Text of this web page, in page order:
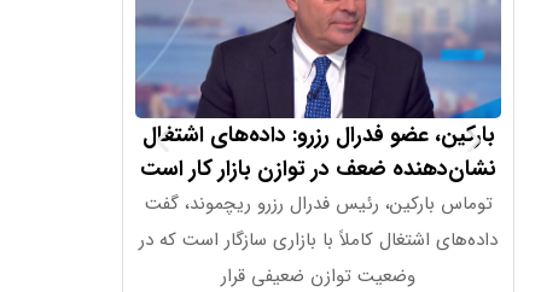
بارکین، عضو فدرال رزرو: داده‌های اشتغال
نشان‌دهنده ضعف در توازن بازار کار است
توماس بارکین، رئیس فدرال رزرو ریچموند، گفت
داده‌های اشتغال کاملاً با بازاری سازگار است که در
وضعیت توازن ضعیفی قرار